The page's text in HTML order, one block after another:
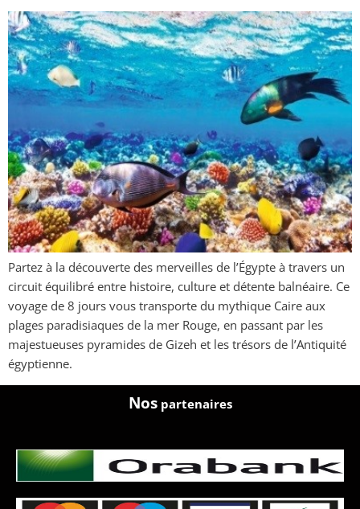
Partez à la découverte des merveilles de l’Égypte à travers un
circuit équilibré entre histoire, culture et détente balnéaire. Ce
voyage de 8 jours vous transporte du mythique Caire aux
plages paradisiaques de la mer Rouge, en passant par les
majestueuses pyramides de Gizeh et les trésors de l’Antiquité
égyptienne.
Nospartenaires